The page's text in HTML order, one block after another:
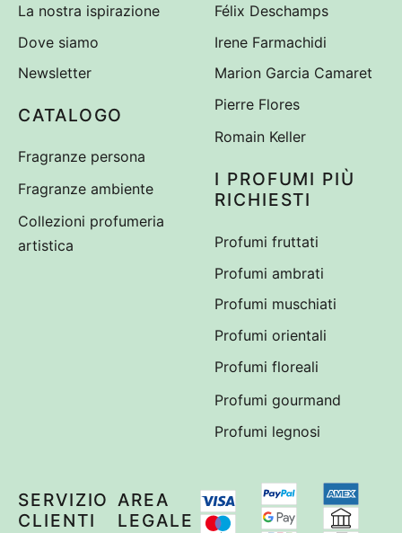
La nostra ispirazione
Dove siamo
Newsletter
CATALOGO
Fragranze persona
Fragranze ambiente
Collezioni profumeria
artistica
Félix Deschamps
Irene Farmachidi
Marion Garcia Camaret
Pierre Flores
Romain Keller
I PROFUMI PIÙ
RICHIESTI
Profumi fruttati
Profumi ambrati
Profumi muschiati
Profumi orientali
Profumi floreali
Profumi gourmand
Profumi legnosi
SERVIZIO
CLIENTI
AREA
LEGALE